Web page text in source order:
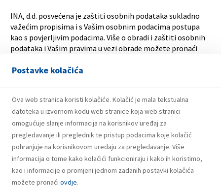
Postavke kolačića
Ova web stranica koristi kolačiće. Kolačić je mala tekstualna
datoteka u izvornom kodu web stranice koja web stranici
omogućuje slanje informacija na korisnikov uređaj za
pregledavanje ili preglednik te pristup podacima koje kolačić
pohranjuje na korisnikovom uređaju za pregledavanje. Više
informacija o tome kako kolačići funkcioniraju i kako ih koristimo,
kao i informacije o promjeni jednom zadanih postavki kolačića
možete pronaći ovdje.
INA, d.d. posvećena je zaštiti osobnih podataka sukladno
važećim propisima i s Vašim osobnim podacima postupa
kao s povjerljivim podacima. Više o obradi i zaštiti osobnih
podataka i Vašim pravima u vezi obrade možete pronaći
podataka obratite nam se na